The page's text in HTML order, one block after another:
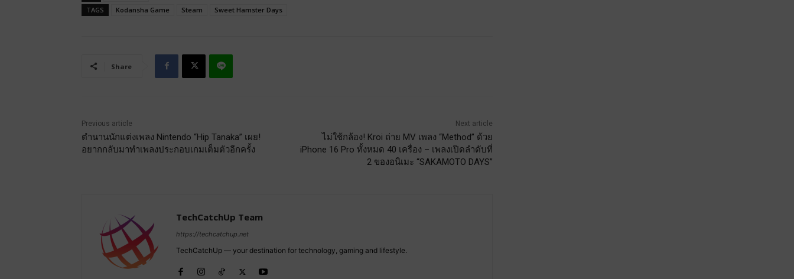
TAGS
Kodansha Game Steam Sweet Hamster Days
Share
Previous article
ตำนานนักแต่งเพลง Nintendo “Hip Tanaka” เผย!
อยากกลับมาทำเพลงประกอบเกมเต็มตัวอีกครั้ง
Next article
ไม่ใช้กล้อง! Kroi ถ่าย MV เพลง “Method” ด้วย
iPhone 16 Pro ทั้งหมด 40 เครื่อง – เพลงเปิดลำดับที่
2 ของอนิเมะ “SAKAMOTO DAYS”
TechCatchUp Team
https://techcatchup.net
TechCatchUp — your destination for technology, gaming and lifestyle.